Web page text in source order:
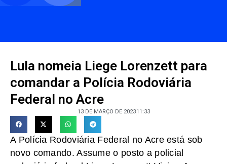
Lula nomeia Liege Lorenzett para
comandar a Polícia Rodoviária
Federal no Acre
13 DE MARÇO DE 202311:33
A Polícia Rodoviária Federal no Acre está sob
novo comando. Assume o posto a policial